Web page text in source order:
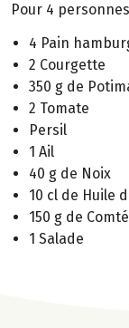
Pour 4 personnes
4 Pain
2 Courgette
350 g de
2 Tomate
Persil
1 Ail
40 g de Noix
10 cl de Huile
150 g de Comté
1 Salade